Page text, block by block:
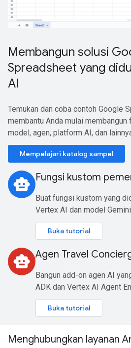
Membangun solusi
Spreadsheet yang
AI
Temukan dan coba contoh Google
membantu Anda mulai membangun
model, agen, platform AI, dan
Mempelajari katalog sampel
smart_toy Fungsi kustom
Buat fungsi kustom yang
Vertex AI dan model Gemini.
Buka tutorial
smart_toy Agen Travel
Bangun add-on agen AI
ADK dan Vertex AI Agent
Buka tutorial
Menghubungkan layanan